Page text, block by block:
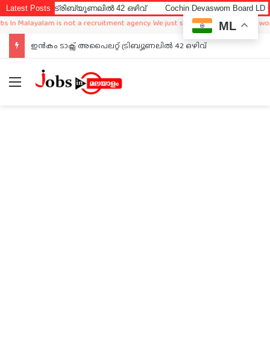
Latest Posts
ട്രിബ്യൂണലിൽ 42 ഒഴിവ് Cochin Devaswom Board LD Clerk
is not a recruitment agency. We just sharing available job in
ഇൻകം ടാക്സ് അപൈലറ്റ് ട്രിബ്യൂണലിൽ 42 ഒഴിവ്
Menu
ML